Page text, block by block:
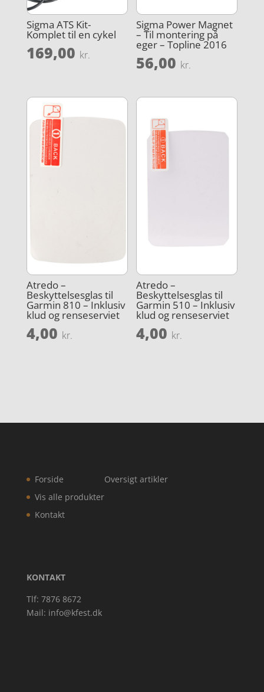
Sigma ATS Kit-
Komplet til en cykel
169,00 kr.
Sigma Power Magnet
– Til montering på
eger – Topline 2016
56,00 kr.
Atredo –
Beskyttelsesglas til
Garmin 810 – Inklusiv
klud og renseserviet
4,00 kr.
Atredo –
Beskyttelsesglas til
Garmin 510 – Inklusiv
klud og renseserviet
4,00 kr.
Forside
Vis alle produkter
Kontakt
Oversigt artikler
KONTAKT
Tlf: 7876 8672
Mail: info@kfest.dk